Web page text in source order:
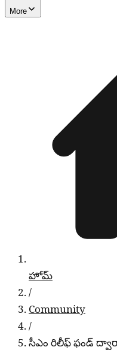
More
హోమ్
/
Community
/
సీఎం రిలీఫ్ ఫండ్